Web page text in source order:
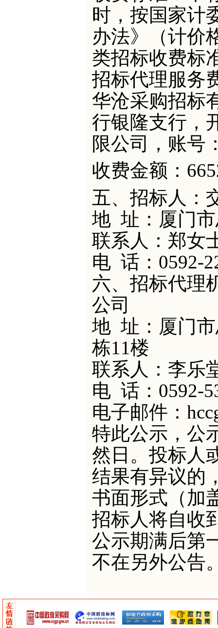
时，按国家计
办法》（计价
类招标收费标
招标代理服务
华沧采购招标
行银隆支行，
限公司，账号
收费金额：
五、招标人 ：
地 址： 厦门
联系人： 郑女
电 话： 0592-
六、招标代理
公司
地 址：厦门
栋11楼
联系人：李乐
电 话： 0592-
电子邮件：
特此公示，公
然日。投标人
结果有异议的
书面形式（加
招标人将自收
公示期满后第
不在另外公告